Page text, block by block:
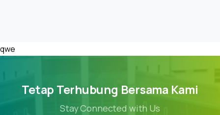
qwe
Tetap Terhubung Bersama Kami
Stay Connected with Us